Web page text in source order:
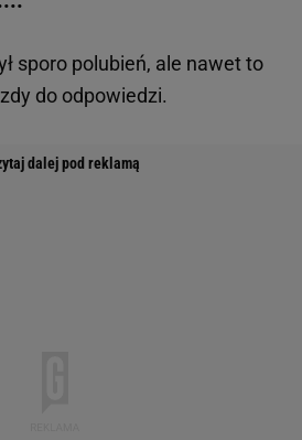
sporo polubień, ale nawet to
do odpowiedzi.